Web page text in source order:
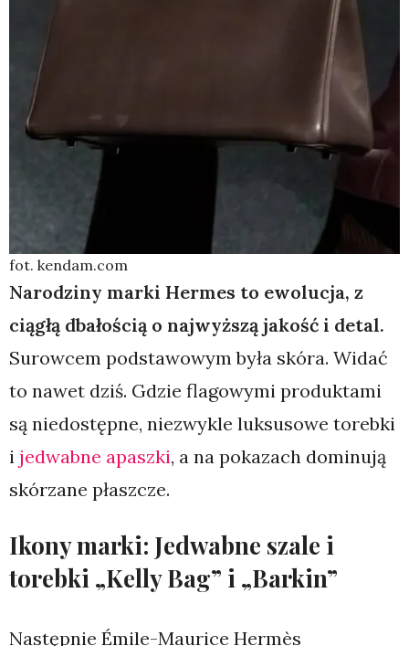
fot. kendam.com
Narodziny marki Hermes to ewolucja, z
ciągłą dbałością o najwyższą jakość i detal.
Surowcem podstawowym była skóra. Widać
to nawet dziś. Gdzie flagowymi produktami
są niedostępne, niezwykle luksusowe torebki
i jedwabne apaszki, a na pokazach dominują
skórzane płaszcze.
Ikony marki: Jedwabne szale i
torebki „Kelly Bag” i „Barkin”
Następnie Émile-Maurice Hermès